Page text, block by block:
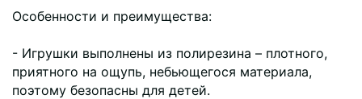
Особенности и преимущества:
- Игрушки выполнены из полирезина – плотного,
приятного на ощупь, небьющегося материала,
поэтому безопасны для детей.